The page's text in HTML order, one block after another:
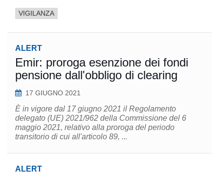
VIGILANZA
ALERT
Emir: proroga esenzione dei fondi
pensione dall'obbligo di clearing
17 GIUGNO 2021
È in vigore dal 17 giugno 2021 il Regolamento
delegato (UE) 2021/962 della Commissione del 6
maggio 2021, relativo alla proroga del periodo
transitorio di cui all'articolo 89, ...
ALERT